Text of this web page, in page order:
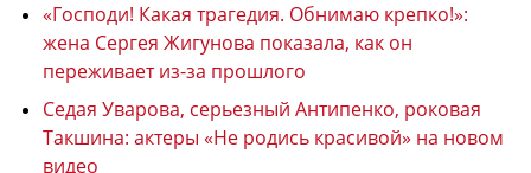
«Господи! Какая трагедия. Обнимаю крепко!»:
жена Сергея Жигунова показала, как он
переживает из-за прошлого
Седая Уварова, серьезный Антипенко, роковая
Такшина: актеры «Не родись красивой» на новом
видео